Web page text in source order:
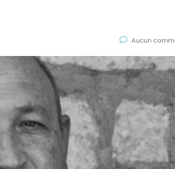
Aucun